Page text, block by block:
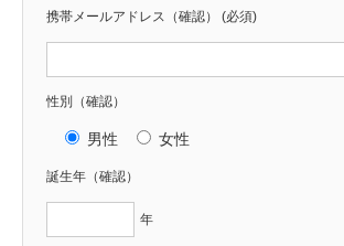
携帯メールアドレス（確認） (必須)
性別（確認）
男性 女性
誕生年（確認）
年